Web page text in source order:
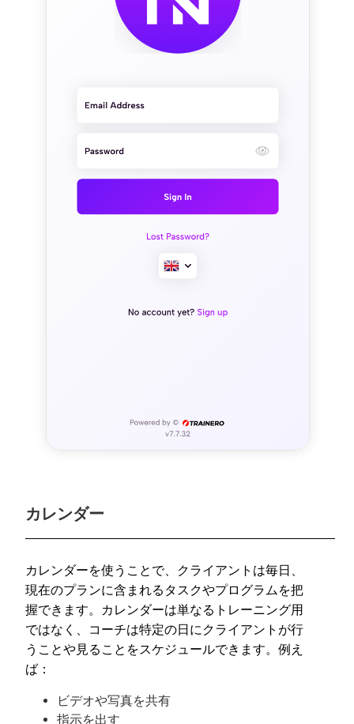
カレンダー
カレンダーを使うことで、クライアントは毎日、
現在のプランに含まれるタスクやプログラムを把
握できます。カレンダーは単なるトレーニング用
ではなく、コーチは特定の日にクライアントが行
うことや見ることをスケジュールできます。例え
ば：
ビデオや写真を共有
指示を出す